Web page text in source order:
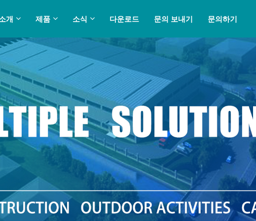
개 제품 소식 다운로드 문의 보내기 문의하기